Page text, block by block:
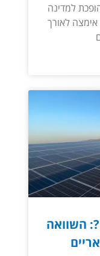
למדינה
אימצה לאורך
השוואה